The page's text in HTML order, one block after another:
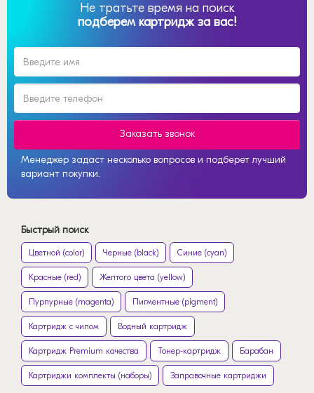
Не тратьте время на поиск
подберем картридж за вас!
Заказать звонок
Менеджер задаст несколько вопросов и подберет лучший
вариант покупки.
Быстрый поиск
Цветной (color) Черные (black) Синие (cyan)
Красные (red) Желтого цвета (yellow)
Пурпурные (magenta) Пигментные (pigment)
Картридж с чипом Водный картридж
Картридж Premium качества Тонер-картридж Барабан
Картриджи комплекты (наборы) Заправочные картриджи